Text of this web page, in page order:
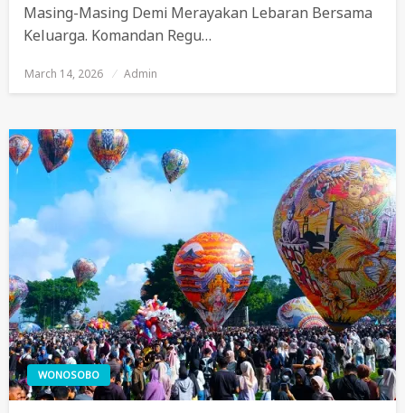
Masing-Masing Demi Merayakan Lebaran Bersama
Keluarga. Komandan Regu…
Posted
March 14, 2026 Admin
WONOSOBO